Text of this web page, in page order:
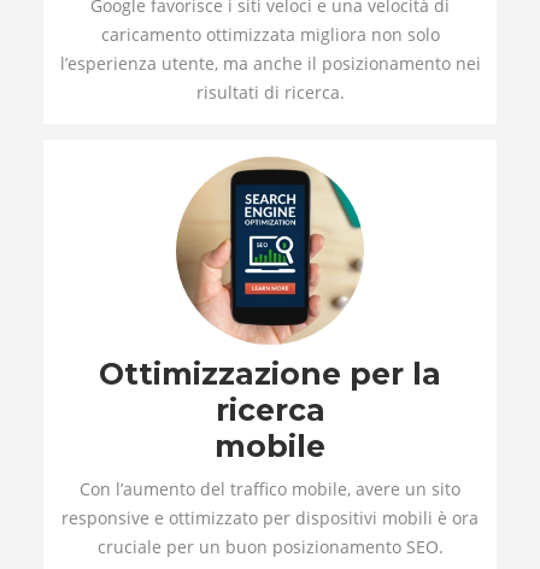
Google favorisce i siti veloci e una velocità di
caricamento ottimizzata migliora non solo
l’esperienza utente, ma anche il posizionamento nei
risultati di ricerca.
Ottimizzazione per la
ricerca
mobile
Con l’aumento del traffico mobile, avere un sito
responsive e ottimizzato per dispositivi mobili è ora
cruciale per un buon posizionamento SEO.